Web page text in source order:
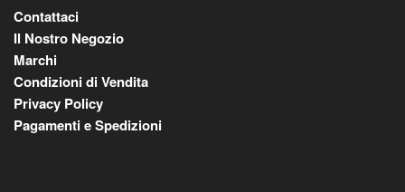
Contattaci
Il Nostro Negozio
Marchi
Condizioni di Vendita
Privacy Policy
Pagamenti e Spedizioni